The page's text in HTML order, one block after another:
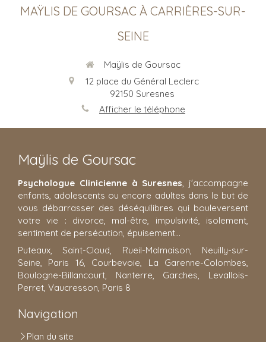
MAŸLIS DE GOURSAC À CARRIÈRES-SUR-
SEINE
Maÿlis de Goursac
12 place du Général Leclerc
92150 Suresnes
Afficher le téléphone
Maÿlis de Goursac
Psychologue Clinicienne à Suresnes, j'accompagne
enfants, adolescents ou encore adultes dans le but de
vous débarrasser des déséquilibres qui bouleversent
votre vie : divorce, mal-être, impulsivité, isolement,
sentiment de persécution, épuisement...
Puteaux, Saint-Cloud, Rueil-Malmaison, Neuilly-sur-
Seine, Paris 16, Courbevoie, La Garenne-Colombes,
Boulogne-Billancourt, Nanterre, Garches, Levallois-
Perret, Vaucresson, Paris 8
Navigation
Plan du site